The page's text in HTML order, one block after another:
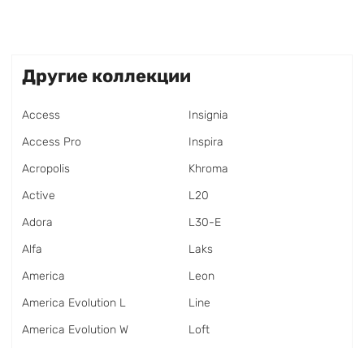
Другие коллекции
Access
Access Pro
Acropolis
Active
Adora
Alfa
America
America Evolution L
America Evolution W
Insignia
Inspira
Khroma
L20
L30-E
Laks
Leon
Line
Loft